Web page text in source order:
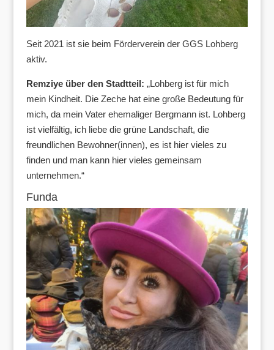
Seit 2021 ist sie beim Förderverein der GGS Lohberg
aktiv.
Remziye über den Stadtteil: „Lohberg ist für mich
mein Kindheit. Die Zeche hat eine große Bedeutung für
mich, da mein Vater ehemaliger Bergmann ist. Lohberg
ist vielfältig, ich liebe die grüne Landschaft, die
freundlichen Bewohner(innen), es ist hier vieles zu
finden und man kann hier vieles gemeinsam
unternehmen.“
Funda